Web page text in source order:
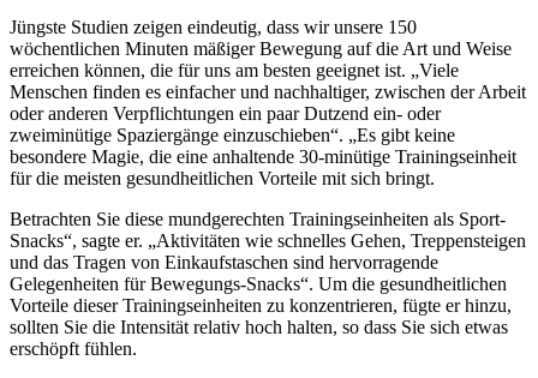
Jüngste Studien zeigen eindeutig, dass wir unsere 150
wöchentlichen Minuten mäßiger Bewegung auf die Art und Weise
erreichen können, die für uns am besten geeignet ist. „Viele
Menschen finden es einfacher und nachhaltiger, zwischen der Arbeit
oder anderen Verpflichtungen ein paar Dutzend ein- oder
zweiminütige Spaziergänge einzuschieben“. „Es gibt keine
besondere Magie, die eine anhaltende 30-minütige Trainingseinheit
für die meisten gesundheitlichen Vorteile mit sich bringt.
Betrachten Sie diese mundgerechten Trainingseinheiten als Sport-
Snacks“, sagte er. „Aktivitäten wie schnelles Gehen, Treppensteigen
und das Tragen von Einkaufstaschen sind hervorragende
Gelegenheiten für Bewegungs-Snacks“. Um die gesundheitlichen
Vorteile dieser Trainingseinheiten zu konzentrieren, fügte er hinzu,
sollten Sie die Intensität relativ hoch halten, so dass Sie sich etwas
erschöpft fühlen.